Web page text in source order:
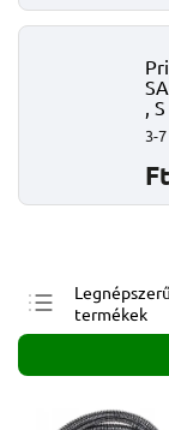
,
3-
termékek
Legolcsóbb
Legdrágább
ABC szerint